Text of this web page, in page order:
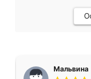
Мальвина